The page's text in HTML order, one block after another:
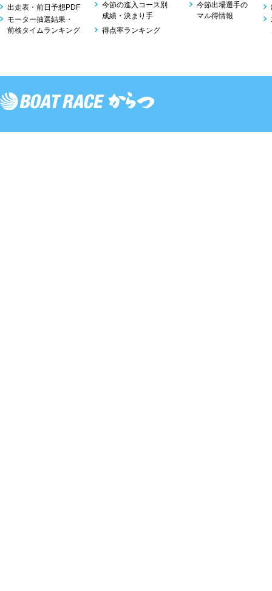
出走表・前日予想PDF
モーター抽選結果・
前検タイムランキング
今節の進入コース別
成績・決まり手
得点率ランキング
今節出場選手の
マル得情報